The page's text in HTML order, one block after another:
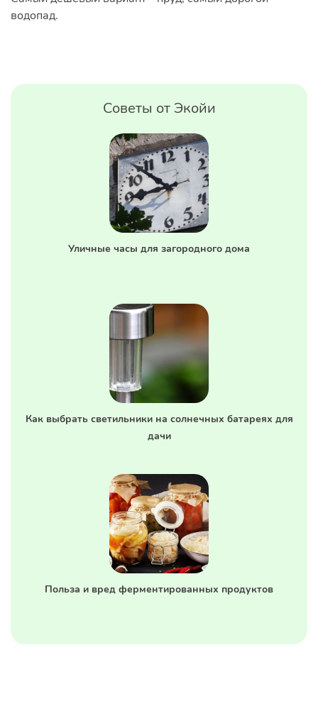
водопад.
Советы от Экойи
Уличные часы для загородного дома
Как выбрать светильники на солнечных батареях для
дачи
Польза и вред ферментированных продуктов